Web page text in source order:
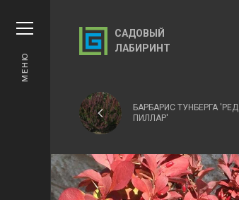
САДОВЫЙ
ЛАБИРИНТ
БАРБАРИС ТУНБЕРГА 'РЕД
ПИЛЛАР'
МЕНЮ